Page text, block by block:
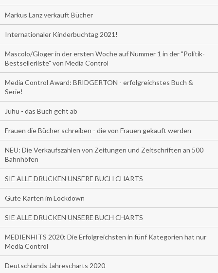
Markus Lanz verkauft Bücher
Internationaler Kinderbuchtag 2021!
Mascolo/Gloger in der ersten Woche auf Nummer 1 in der "Politik-
Bestsellerliste" von Media Control
Media Control Award: BRIDGERTON - erfolgreichstes Buch &
Serie!
Juhu - das Buch geht ab
Frauen die Bücher schreiben - die von Frauen gekauft werden
NEU: Die Verkaufszahlen von Zeitungen und Zeitschriften an 500
Bahnhöfen
SIE ALLE DRUCKEN UNSERE BUCH CHARTS
Gute Karten im Lockdown
SIE ALLE DRUCKEN UNSERE BUCH CHARTS
MEDIENHITS 2020: Die Erfolgreichsten in fünf Kategorien hat nur
Media Control
Deutschlands Jahrescharts 2020